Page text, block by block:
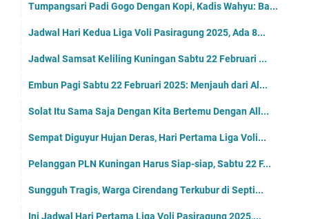
Tumpangsari Padi Gogo Dengan Kopi, Kadis Wahyu: Ba...
Jadwal Hari Kedua Liga Voli Pasiragung 2025, Ada 8...
Jadwal Samsat Keliling Kuningan Sabtu 22 Februari ...
Embun Pagi Sabtu 22 Februari 2025: Menjauh dari Al...
Solat Itu Sama Saja Dengan Kita Bertemu Dengan All...
Sempat Diguyur Hujan Deras, Hari Pertama Liga Voli...
Pelanggan PLN Kuningan Harus Siap-siap, Sabtu 22 F...
Sungguh Tragis, Warga Cirendang Terkubur di Septi...
Ini Jadwal Hari Pertama Liga Voli Pasiragung 2025,...